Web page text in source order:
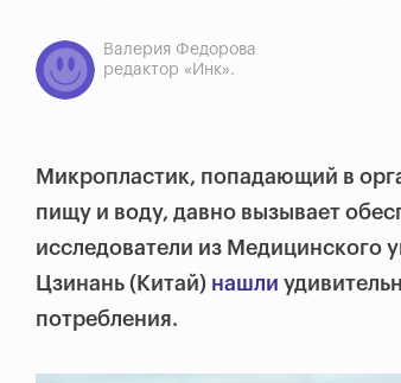
Валерия Федорова
редактор «Инк».
Микропластик, попадающий в
пищу и воду, давно вызывает
исследователи из Медицинского
Цзинань (Китай) нашли
потребления.